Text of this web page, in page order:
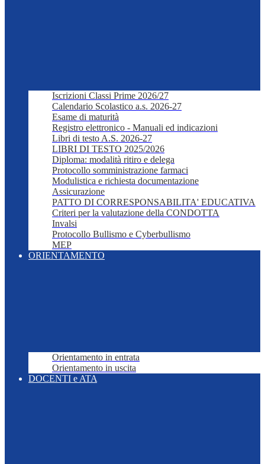
Iscrizioni Classi Prime 2026/27
Calendario Scolastico a.s. 2026-27
Esame di maturità
Registro elettronico - Manuali ed indicazioni
Libri di testo A.S. 2026-27
LIBRI DI TESTO 2025/2026
Diploma: modalità ritiro e delega
Protocollo somministrazione farmaci
Modulistica e richiesta documentazione
Assicurazione
PATTO DI CORRESPONSABILITA' EDUCATIVA
Criteri per la valutazione della CONDOTTA
Invalsi
Protocollo Bullismo e Cyberbullismo
MEP
ORIENTAMENTO
Orientamento in entrata
Orientamento in uscita
DOCENTI e ATA